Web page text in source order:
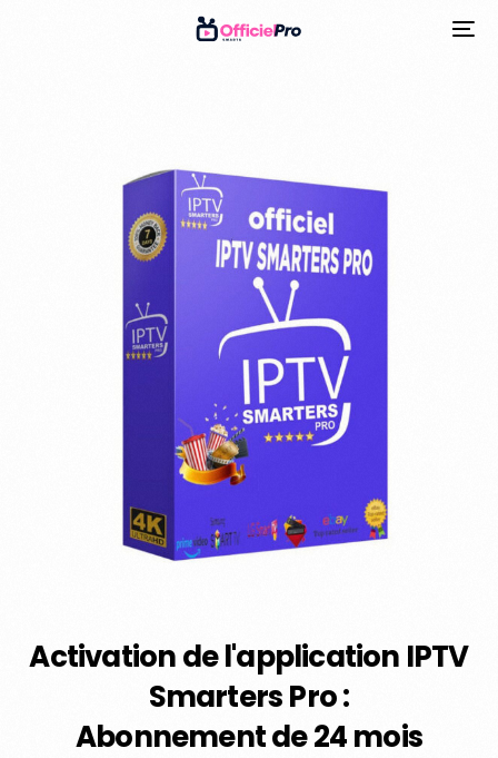
Activation de l'application IPTV
Smarters Pro :
Abonnement de 24 mois